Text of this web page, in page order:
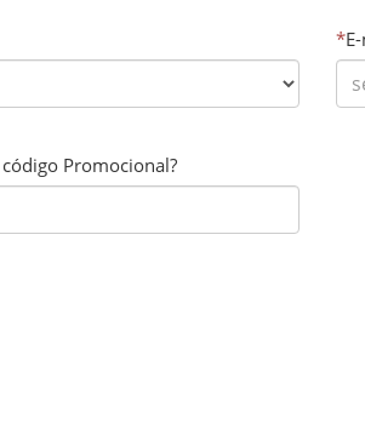
*
Promocional?